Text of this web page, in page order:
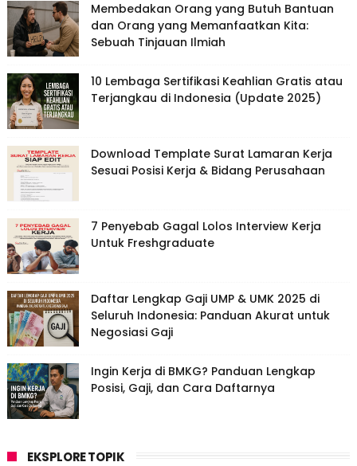
Membedakan Orang yang Butuh Bantuan
dan Orang yang Memanfaatkan Kita:
Sebuah Tinjauan Ilmiah
10 Lembaga Sertifikasi Keahlian Gratis atau
Terjangkau di Indonesia (Update 2025)
Download Template Surat Lamaran Kerja
Sesuai Posisi Kerja & Bidang Perusahaan
7 Penyebab Gagal Lolos Interview Kerja
Untuk Freshgraduate
Daftar Lengkap Gaji UMP & UMK 2025 di
Seluruh Indonesia: Panduan Akurat untuk
Negosiasi Gaji
Ingin Kerja di BMKG? Panduan Lengkap
Posisi, Gaji, dan Cara Daftarnya
EKSPLORE TOPIK